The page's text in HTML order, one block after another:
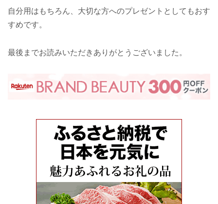
自分用はもちろん、大切な方へのプレゼントとしてもおす
すめです。
最後までお読みいただきありがとうございました。